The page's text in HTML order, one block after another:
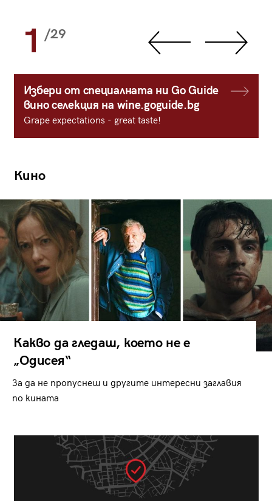
1 /29
Избери от специалната ни Go Guide
вино селекция на wine.goguide.bg
Grape expectations - great taste!
Кино
Какво да гледаш, което не е
„Одисея“
За да не пропуснеш и другите интересни заглавия
по кината